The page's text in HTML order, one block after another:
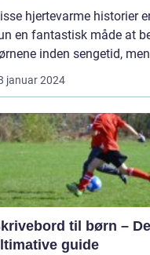
hjertevarme historier
en fantastisk måde at
inden sengetid,
januar 2024
til børn –
guide